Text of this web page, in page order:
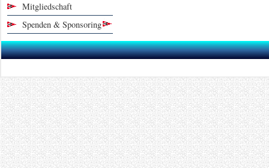
Mitgliedschaft
Spenden & Sponsoring